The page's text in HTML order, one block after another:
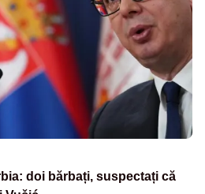
doi bărbați, suspectați că